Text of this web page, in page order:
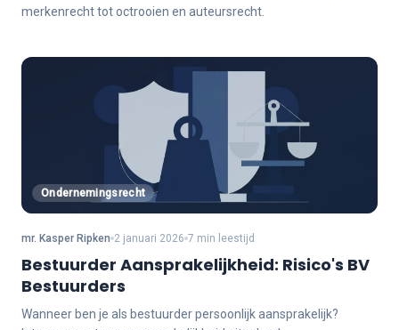
merkenrecht tot octrooien en auteursrecht.
Ondernemingsrecht
mr. Kasper Ripken 2 januari 2026 7 min leestijd
Bestuurder Aansprakelijkheid: Risico's BV
Bestuurders
Wanneer ben je als bestuurder persoonlijk aansprakelijk?